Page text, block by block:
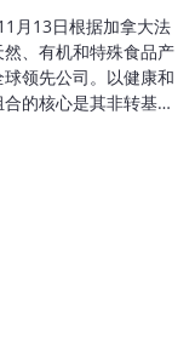
月13日根据加拿大法
、有机和特殊食品产
领先公司。以健康和
的核心是其非转基
碳排放和用水量方